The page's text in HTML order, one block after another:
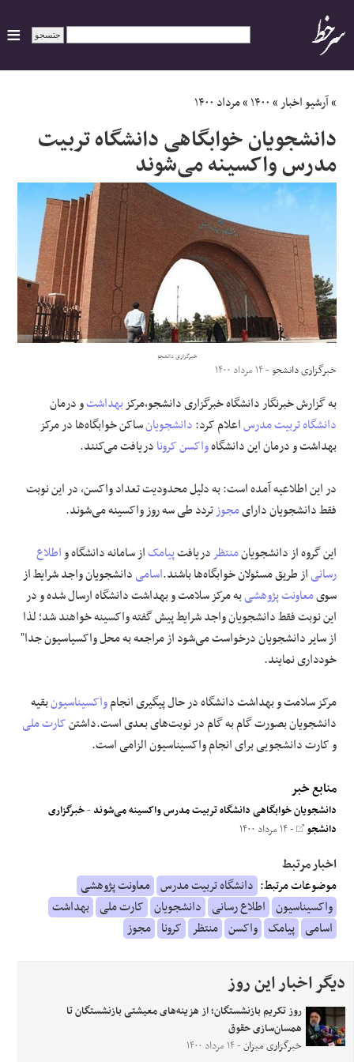
ایران
سیاسی
اقتصاد
جهان
اجتماعی
حوادث
فرهنگی و هنری
»آرشیو اخبار»۱۴۰۰»مرداد ۱۴۰۰
دانشجویان خوابگاهی دانشگاه تربیت
مدرس واکسینه می‌شوند‌
خبرگزاری دانشجو
خبرگزاری دانشجو- ۱۴ مرداد ۱۴۰۰
به گزارش خبرنگار دانشگاه خبرگزاری دانشجو،مرکزبهداشتو درمان
دانشگاه تربیت مدرساعلام کرد:دانشجویانساکن خوابگاه‌ها در مرکز
بهداشت و درمان این دانشگاهواکسنکرونادریافت می‌کنند.
در این اطلاعیه آمده است: به دلیل محدودیت تعداد واکسن، در این نوبت
فقط دانشجویان دارایمجوزتردد طی سه روز واکسینه می‌شوند.
این گروه از دانشجویانمنتظردریافتپیامکاز سامانه دانشگاه واطلاع
رسانیاز طریق مسئولان خوابگاه‌ها باشند.اسامیدانشجویان واجد شرایط از
سویمعاونت پژوهشیبه مرکز سلامت و بهداشت دانشگاه ارسال شده و در
این نوبت فقط دانشجویان واجد شرایط پیش گفته واکسینه خواهند شد؛ لذا
از سایر دانشجویان درخواست می‌شود از مراجعه به محل واکسیاسیون جدا"
خودداری نمایند.
مرکز سلامت و بهداشت دانشگاه در حال پیگیری انجامواکسیناسیونبقیه
دانشجویان بصورت گام به گام در نوبت‌های بعدی است.داشتنکارت ملی
و کارت دانشجویی برای انجام واکسیناسیون الزامی است.
منابع خبر
دانشجویان خوابگاهی دانشگاه تربیت مدرس واکسینه می‌شوند‌-خبرگزاری
دانشجو - ۱۴ مرداد ۱۴۰۰
اخبار مرتبط
موضوعات مرتبط: دانشگاه تربیت مدرس معاونت پژوهشی
واکسیناسیون اطلاع رسانی دانشجویان کارت ملی بهداشت
اسامی پیامک واکسن منتظر کرونا مجوز
دیگر اخبار این روز
روز تکریم بازنشستگان؛ از هزینه‌های معیشتی بازنشستگان تا
همسان‌سازی حقوق
خبرگزاری میزان- ۱۴ مرداد ۱۴۰۰